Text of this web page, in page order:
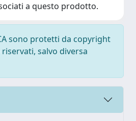
a questo prodotto.
sono protetti da copyright
salvo diversa